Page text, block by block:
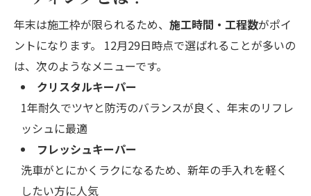
年末は施工枠が限られるため、 施工時間・工程数がポイ
ントになります。 12月29日時点で選ばれることが多いの
は、次のようなメニューです。
クリスタルキーパー
1年耐久でツヤと防汚のバランスが良く、年末のリフレ
ッシュに最適
フレッシュキーパー
洗車がとにかくラクになるため、新年の手入れを軽く
したい方に人気